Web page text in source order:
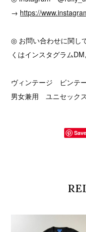
→ https://
◎ お問い合わせに関し
くはインスタグラム
ヴィンテージ ビンテ
男女兼用 ユニセックス
Save